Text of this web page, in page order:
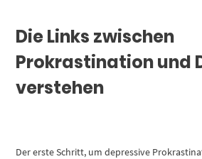
Die Links zwischen
Prokrastination und
verstehen
Der erste Schritt, um depressive